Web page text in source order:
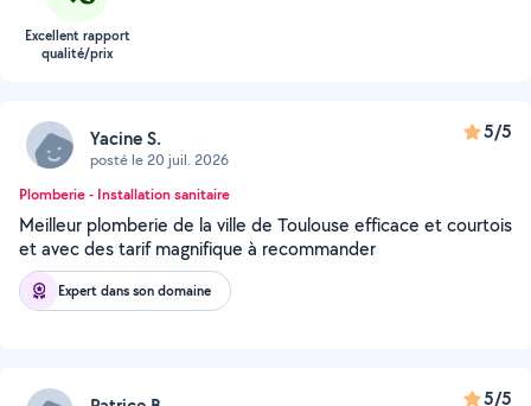
Excellent rapport
qualité/prix
Yacine S.
posté le 20 juil. 2026
5/5
Plomberie - Installation sanitaire
Meilleur plomberie de la ville de Toulouse efficace et courtois
et avec des tarif magnifique à recommander
Expert dans son domaine
5/5